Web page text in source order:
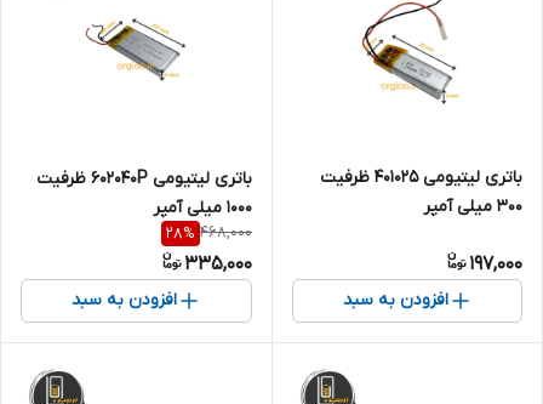
باتری لیتیومی 401025 ظرفیت
300 میلی آمپر
197,000
افزودن به سبد
باتری لیتیومی 602040P ظرفیت
1000 میلی آمپر
468,000
28%
335,000
افزودن به سبد